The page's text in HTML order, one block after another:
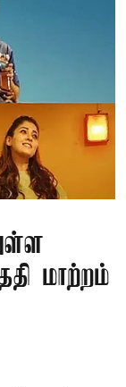
மாற்றம்